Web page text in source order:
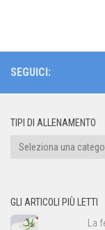
SEGUICI:
TIPI DI ALLENAMENTO
Tipi
GLI ARTICOLI PIÙ LETTI
La